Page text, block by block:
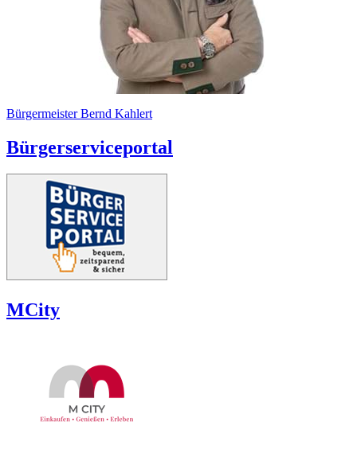
Bürgermeister Bernd Kahlert
Bürgerserviceportal
MCity